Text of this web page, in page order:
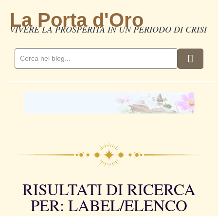
La Porta d'Oro
VIVERE LA PROSPERITÀ IN UN PERIODO DI CRISI
RISULTATI DI RICERCA
PER: LABEL/ELENCO